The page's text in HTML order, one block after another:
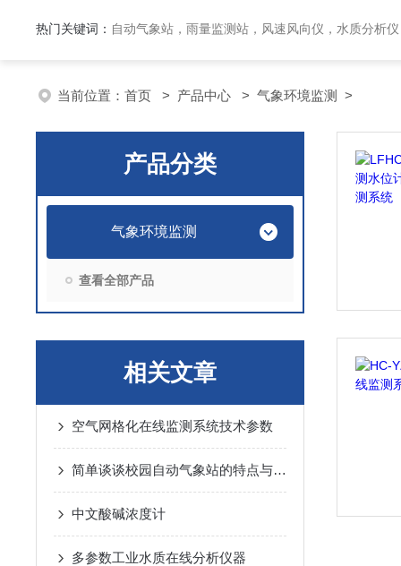
热门关键词： 自动气象站，雨量监测站，风速风向仪，水质分析
当前位置： 首页 > 产品中心 > 气象环境监测 >
产品分类
气象环境监测
查看全部产品
相关文章
空气网格化在线监测系统技术参数
简单谈谈校园自动气象站的特点与功能
中文酸碱浓度计
多参数工业水质在线分析仪器